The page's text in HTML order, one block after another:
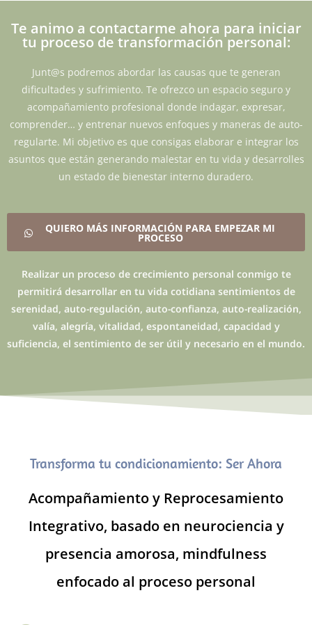
Te animo a contactarme ahora para iniciar
tu proceso de transformación personal:
Junt@s podremos abordar las causas que te generan
dificultades y sufrimiento. Te ofrezco un espacio seguro y
acompañamiento profesional donde indagar, expresar,
comprender… y entrenar nuevos enfoques y maneras de auto-
regularte. Mi objetivo es que consigas elaborar e integrar los
asuntos que están generando malestar en tu vida y desarrolles
un estado de bienestar interno duradero.
QUIERO MÁS INFORMACIÓN PARA EMPEZAR MI
PROCESO
Realizar un proceso de crecimiento personal conmigo te
permitirá desarrollar en tu vida cotidiana sentimientos de
serenidad, auto-regulación, auto-confianza, auto-realización,
valía, alegría, vitalidad, espontaneidad, capacidad y
suficiencia, el sentimiento de ser útil y necesario en el mundo.
Transforma tu condicionamiento: Ser Ahora
Acompañamiento y Reprocesamiento
Integrativo, basado en neurociencia y
presencia amorosa, mindfulness
enfocado al proceso personal